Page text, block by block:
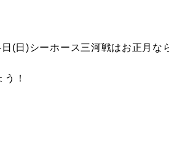
(日)シーホース三河戦はお正月な
！